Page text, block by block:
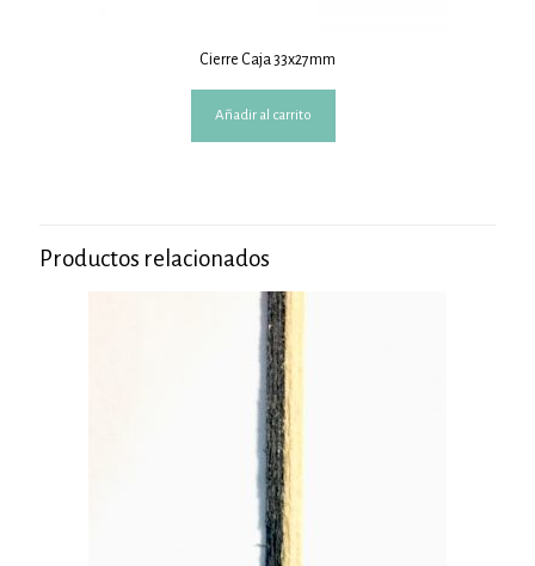
Cierre Caja 33x27mm
Añadir al carrito
Productos relacionados